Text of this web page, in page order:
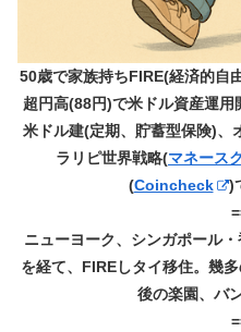
50歳で家族持ちFIRE(経済的自
超円高(88円)で米ドル資産運
米ドル建(定期、貯蓄型保険)、
ラリピ世界戦略(マネース
(Coincheck
)
ニューヨーク、シンガポール
を経て、FIREしタイ移住。幾
後の楽園、バ